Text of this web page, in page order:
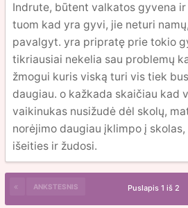
Indrute, būtent valkatos gyvena
tuom kad yra gyvi, jie neturi
pavalgyt. yra pripratę prie tokio
tikriausiai nekelia sau problemų
žmogui kuris viską turi vis tiek
daugiau. o kažkada skaičiau kad
vaikinukas nusižudė dėl skolų,
norėjimo daugiau įklimpo į
išeities ir žudosi.
ANKSTESNIS Puslapis 1 iš 2